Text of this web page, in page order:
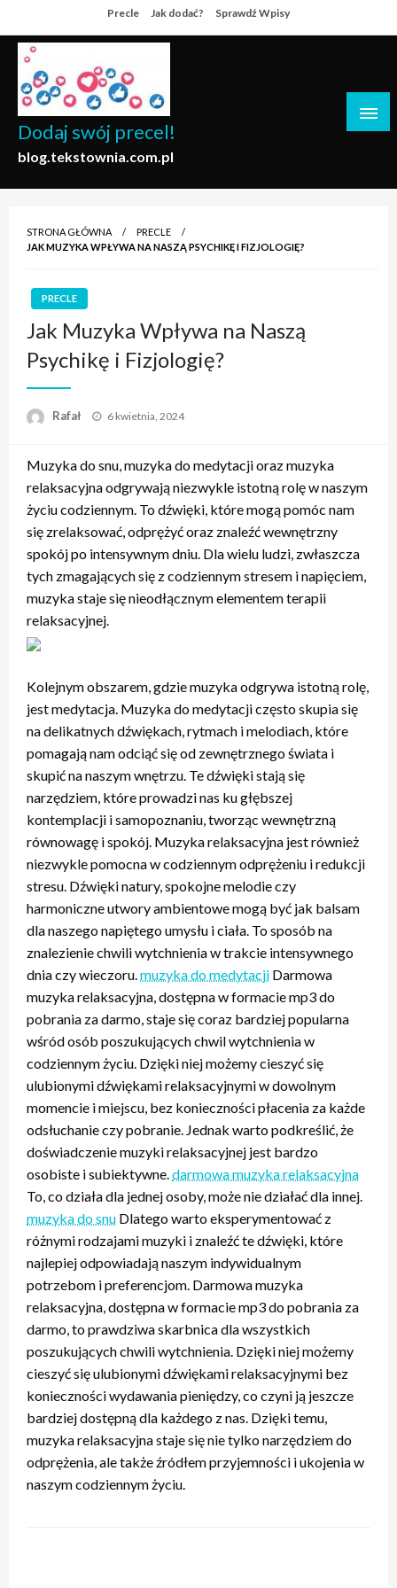
to
content
Precle Jak dodać? Sprawdź Wpisy
Dodaj swój precel!
blog.tekstownia.com.pl
STRONA GŁÓWNA
PRECLE
JAK MUZYKA WPŁYWA NA NASZĄ PSYCHIKĘ I FIZJOLOGIĘ?
PRECLE
Jak Muzyka Wpływa na Naszą
Psychikę i Fizjologię?
Rafał
Opublikowane
6 kwietnia, 2024
Muzyka do snu, muzyka do medytacji oraz muzyka
relaksacyjna odgrywają niezwykle istotną rolę w naszym
życiu codziennym. To dźwięki, które mogą pomóc nam
się zrelaksować, odprężyć oraz znaleźć wewnętrzny
spokój po intensywnym dniu. Dla wielu ludzi, zwłaszcza
tych zmagających się z codziennym stresem i napięciem,
muzyka staje się nieodłącznym elementem terapii
relaksacyjnej.
Kolejnym obszarem, gdzie muzyka odgrywa istotną rolę,
jest medytacja. Muzyka do medytacji często skupia się
na delikatnych dźwiękach, rytmach i melodiach, które
pomagają nam odciąć się od zewnętrznego świata i
skupić na naszym wnętrzu. Te dźwięki stają się
narzędziem, które prowadzi nas ku głębszej
kontemplacji i samopoznaniu, tworząc wewnętrzną
równowagę i spokój. Muzyka relaksacyjna jest również
niezwykle pomocna w codziennym odprężeniu i redukcji
stresu. Dźwięki natury, spokojne melodie czy
harmoniczne utwory ambientowe mogą być jak balsam
dla naszego napiętego umysłu i ciała. To sposób na
znalezienie chwili wytchnienia w trakcie intensywnego
dnia czy wieczoru. muzyka do medytacji Darmowa
muzyka relaksacyjna, dostępna w formacie mp3 do
pobrania za darmo, staje się coraz bardziej popularna
wśród osób poszukujących chwil wytchnienia w
codziennym życiu. Dzięki niej możemy cieszyć się
ulubionymi dźwiękami relaksacyjnymi w dowolnym
momencie i miejscu, bez konieczności płacenia za każde
odsłuchanie czy pobranie. Jednak warto podkreślić, że
doświadczenie muzyki relaksacyjnej jest bardzo
osobiste i subiektywne. darmowa muzyka relaksacyjna
To, co działa dla jednej osoby, może nie działać dla innej.
muzyka do snu Dlatego warto eksperymentować z
różnymi rodzajami muzyki i znaleźć te dźwięki, które
najlepiej odpowiadają naszym indywidualnym
potrzebom i preferencjom. Darmowa muzyka
relaksacyjna, dostępna w formacie mp3 do pobrania za
darmo, to prawdziwa skarbnica dla wszystkich
poszukujących chwili wytchnienia. Dzięki niej możemy
cieszyć się ulubionymi dźwiękami relaksacyjnymi bez
konieczności wydawania pieniędzy, co czyni ją jeszcze
bardziej dostępną dla każdego z nas. Dzięki temu,
muzyka relaksacyjna staje się nie tylko narzędziem do
odprężenia, ale także źródłem przyjemności i ukojenia w
naszym codziennym życiu.